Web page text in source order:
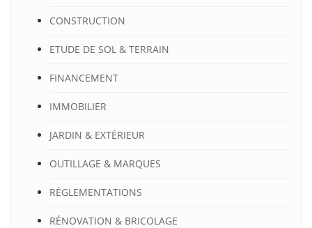
CONSTRUCTION
ETUDE DE SOL & TERRAIN
FINANCEMENT
IMMOBILIER
JARDIN & EXTÉRIEUR
OUTILLAGE & MARQUES
RÉGLEMENTATIONS
RÉNOVATION & BRICOLAGE